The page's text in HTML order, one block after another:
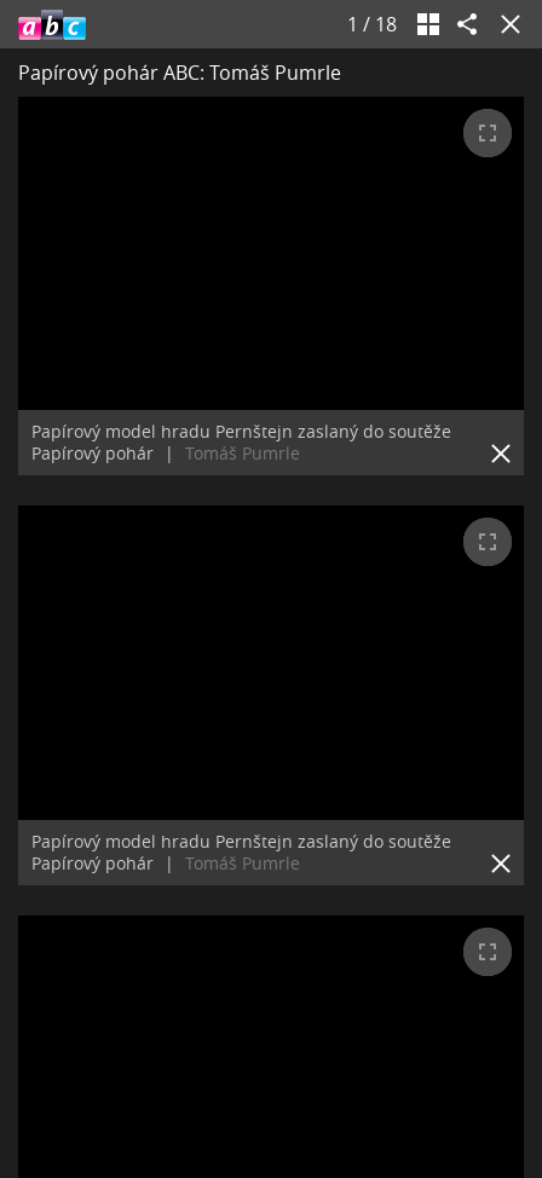
1 / 18
Papírový pohár ABC: Tomáš Pumrle
Papírový model hradu Pernštejn zaslaný do soutěže
Papírový pohár
| Tomáš Pumrle
Papírový model hradu Pernštejn zaslaný do soutěže
Papírový pohár
| Tomáš Pumrle